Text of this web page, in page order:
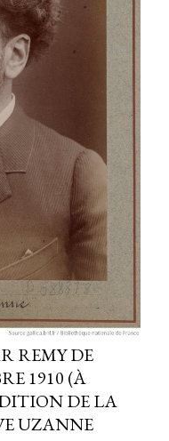
REMY DE
1910 (À
DE LA
UZANNE